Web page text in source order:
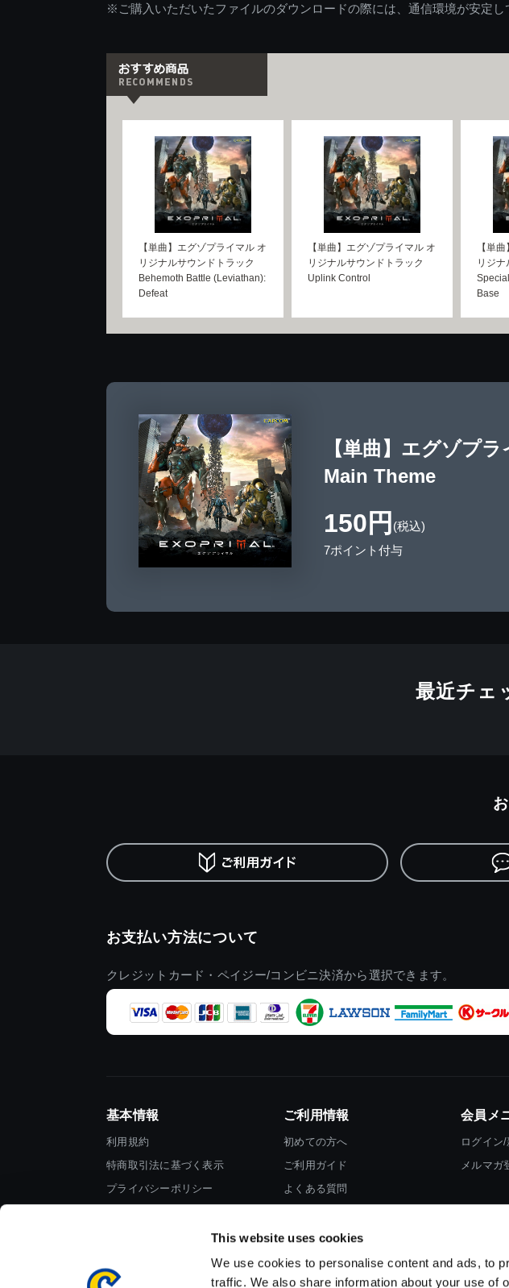
This website uses cookies
We use cookies to personalise content and ads, to
traffic. We also share information about your use of
※ご購入いただいたファイルのダウンロードの際には、通信環境が安定し
【単曲】エグゾプライマル オ
リジナルサウンドトラック
Behemoth Battle (Leviathan):
Defeat
【単曲】エグゾプライマル オ
リジナルサウンドトラック
Uplink Control
【単
リジナ
Base
【単曲】エグゾプ
Main Theme
150円 (税込)
7ポイント付与
最近チェ
お支払い方法について
クレジットカード・ペイジー/コンビニ決済から選択できます。
基本情報
利用規約
特商取引法に基づく表示
プライバシーポリシー
ご利用情報
初めての方へ
ご利用ガイド
よくある質問
会員メ
ログイン
メルマガ